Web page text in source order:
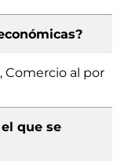
Comercio al por
que se